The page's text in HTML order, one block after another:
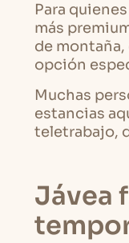
Para
más
de montaña,
opción
Muchas
estancias
teletrabajo,
Jávea